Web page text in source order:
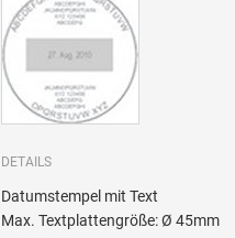
DETAILS
Datumstempel mit Text
Max. Textplattengröße: Ø 45mm